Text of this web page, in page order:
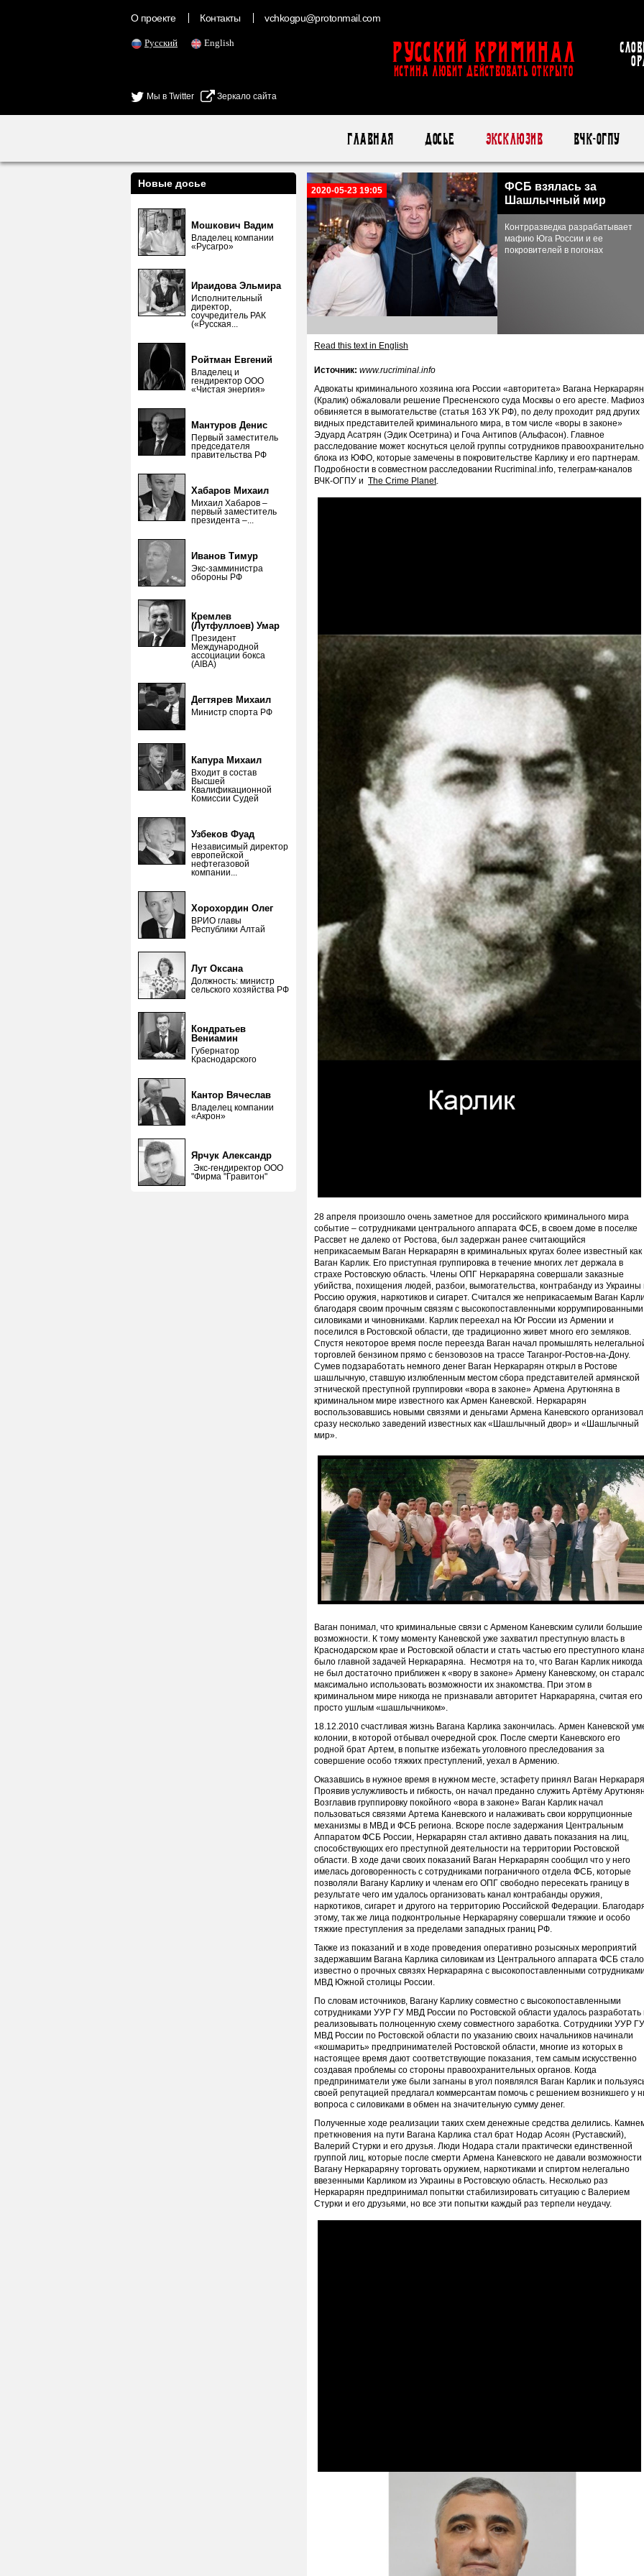
О проекте Контакты vchkogpu@protonmail.com
Русский English
Мы в Twitter Зеркало сайта
Русский Криминал
ИСТИНА ЛЮБИТ ДЕЙСТВОВАТЬ ОТКРЫТО
Главная Досье Эксклюзив ВЧК-ОГПУ
Новые досье
Мошкович Вадим
Владелец компании
«Русагро»
Ираидова Эльмира
Исполнительный
директор,
соучредитель РАК
(«Русская...
Ройтман Евгений
Владелец и
гендиректор ООО
«Чистая энергия»
Мантуров Денис
Первый заместитель
председателя
правительства РФ
Хабаров Михаил
Михаил Хабаров –
первый заместитель
президента –...
Иванов Тимур
Экс-замминистра
обороны РФ
Кремлев
(Лутфуллоев) Умар
Президент
Международной
ассоциации бокса
(AIBA)
Дегтярев Михаил
Министр спорта РФ
Капура Михаил
Входит в состав
Высшей
Квалификационной
Комиссии Судей
Узбеков Фуад
Независимый директор
европейской
нефтегазовой
компании...
Хорохордин Олег
ВРИО главы
Республики Алтай
Лут Оксана
Должность: министр
сельского хозяйства РФ
Кондратьев
Вениамин
Губернатор
Краснодарского
Кантор Вячеслав
Владелец компании
«Акрон»
Ярчук Александр
Экс-гендиректор ООО
"Фирма "Гравитон"
2020-05-23 19:05
ФСБ взялась за
Шашлычный мир
Контрразведка разрабатывает
мафию Юга России и ее
покровителей в погонах
Read this text in English
Источник: www.rucriminal.info
Адвокаты криминального хозяина юга России «авторитета» Вагана
(Кралик) обжаловали решение Пресненского суда Москвы о его аресте.
обвиняется в вымогательстве (статья 163 УК РФ), по делу проходит ряд других
видных представителей криминального мира, в том числе «воры в законе»
Эдуард Асатрян (Эдик Осетрина) и Гоча Антипов (Альфасон). Главное
расследование может коснуться целой группы сотрудников
блока из ЮФО, которые замечены в покровительстве Карлику и его партнерам.
Подробности в совместном расследовании Rucriminal.info, телеграм-каналов
ВЧК-ОГПУ и The Crime Planet.
28 апреля произошло очень заметное для российского криминального мира
событие – сотрудниками центрального аппарата ФСБ, в своем доме в поселке
Рассвет не далеко от Ростова, был задержан ранее считающийся
неприкасаемым Ваган Неркарарян в криминальных кругах более известный как
Ваган Карлик. Его приступная группировка в течение многих лет держала в
страхе Ростовскую область. Члены ОПГ Неркараряна совершали заказные
убийства, похищения людей, разбои, вымогательства, контрабанду из Украины
Россию оружия, наркотиков и сигарет. Считался же неприкасаемым Ваган
благодаря своим прочным связям с высокопоставленными коррумпированными
силовиками и чиновниками. Карлик переехал на Юг России из Армении и
поселился в Ростовской области, где традиционно живет много его земляков.
Спустя некоторое время после переезда Ваган начал промышлять
торговлей бензином прямо с бензовозов на трассе Таганрог-Ростов-на-Дону.
Сумев подзаработать немного денег Ваган Неркарарян открыл в Ростове
шашлычную, ставшую излюбленным местом сбора представителей армянской
этнической преступной группировки «вора в законе» Армена Арутюняна в
криминальном мире известного как Армен Каневской. Неркарарян
воспользовавшись новыми связями и деньгами Армена Каневского организовал
сразу несколько заведений известных как «Шашлычный двор» и «Шашлычный
мир».
Ваган понимал, что криминальные связи с Арменом Каневским сулили большие
возможности. К тому моменту Каневской уже захватил преступную власть в
Краснодарском крае и Ростовской области и стать частью его преступного
было главной задачей Неркараряна. Несмотря на то, что Ваган Карлик никогда
не был достаточно приближен к «вору в законе» Армену Каневскому, он
максимально использовать возможности их знакомства. При этом в
криминальном мире никогда не признавали авторитет Наркараряна, считая его
просто ушлым «шашлычником».
18.12.2010 счастливая жизнь Вагана Карлика закончилась. Армен Каневской
колонии, в которой отбывал очередной срок. После смерти Каневского его
родной брат Артем, в попытке избежать уголовного преследования за
совершение особо тяжких преступлений, уехал в Армению.
Оказавшись в нужное время в нужном месте, эстафету принял Ваган
Проявив услужливость и гибкость, он начал преданно служить Артёму
Возглавив группировку покойного «вора в законе» Ваган Карлик начал
пользоваться связями Артема Каневского и налаживать свои коррупционные
механизмы в МВД и ФСБ региона. Вскоре после задержания Центральным
Аппаратом ФСБ России, Неркарарян стал активно давать показания на лиц,
способствующих его преступной деятельности на территории Ростовской
области. В ходе дачи своих показаний Ваган Неркарарян сообщил что у него
имелась договоренность с сотрудниками пограничного отдела ФСБ, которые
позволяли Вагану Карлику и членам его ОПГ свободно пересекать границу в
результате чего им удалось организовать канал контрабанды оружия,
наркотиков, сигарет и другого на территорию Российской Федерации.
этому, так же лица подконтрольные Неркараряну совершали тяжкие и особо
тяжкие преступления за пределами западных границ РФ.
Также из показаний и в ходе проведения оперативно розыскных мероприятий
задержавшим Вагана Карлика силовикам из Центрального аппарата ФСБ стало
известно о прочных связях Неркараряна с высокопоставленными
МВД Южной столицы России.
По словам источников, Вагану Карлику совместно с высокопоставленными
сотрудниками УУР ГУ МВД России по Ростовской области удалось разработать
реализовывать полноценную схему совместного заработка. Сотрудники УУР ГУ
МВД России по Ростовской области по указанию своих начальников начинали
«кошмарить» предпринимателей Ростовской области, многие из которых в
настоящее время дают соответствующие показания, тем самым искусственно
создавая проблемы со стороны правоохранительных органов. Когда
предприниматели уже были загнаны в угол появлялся Ваган Карлик и
своей репутацией предлагал коммерсантам помочь с решением возникшего у
вопроса с силовиками в обмен на значительную сумму денег.
Полученные ходе реализации таких схем денежные средства делились.
преткновения на пути Вагана Карлика стал брат Нодар Асоян (Руставский),
Валерий Стурки и его друзья. Люди Нодара стали практически единственной
группой лиц, которые после смерти Армена Каневского не давали возможности
Вагану Неркараряну торговать оружием, наркотиками и спиртом нелегально
ввезенными Карликом из Украины в Ростовскую область. Несколько раз
Неркарарян предпринимал попытки стабилизировать ситуацию с Валерием
Стурки и его друзьями, но все эти попытки каждый раз терпели неудачу.